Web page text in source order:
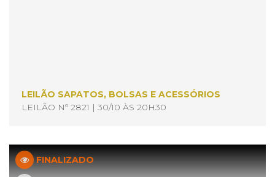
LEILÃO SAPATOS, BOLSAS E ACESSÓRIOS
LEILÃO Nº 2821 | 30/10 ÀS 20H30
FINALIZADO